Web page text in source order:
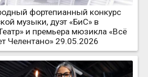
фортепианный конкурс
музыки, дуэт «БиС» в
и премьера мюзикла «Всё
Челентано» 29.05.2026